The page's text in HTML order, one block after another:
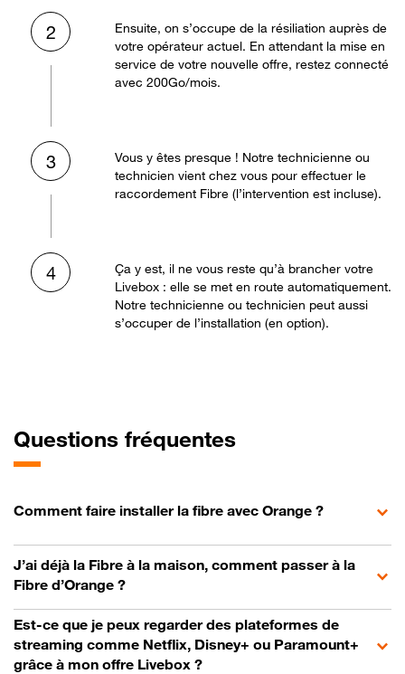
2
Ensuite, on s’occupe de la résiliation auprès de
votre opérateur actuel. En attendant la mise en
service de votre nouvelle offre, restez connecté
avec 200Go/mois.
3
Vous y êtes presque ! Notre technicienne ou
technicien vient chez vous pour effectuer le
raccordement Fibre (l’intervention est incluse).
4
Ça y est, il ne vous reste qu’à brancher votre
Livebox : elle se met en route automatiquement.
Notre technicienne ou technicien peut aussi
s’occuper de l’installation (en option).
Questions fréquentes
Comment faire installer la fibre avec Orange ?
J’ai déjà la Fibre à la maison, comment passer à la
Fibre d’Orange ?
Est-ce que je peux regarder des plateformes de
streaming comme Netflix, Disney+ ou Paramount+
grâce à mon offre Livebox ?